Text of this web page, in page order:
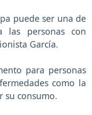
puede ser una de
las personas con
García.
para personas
como la
su consumo.